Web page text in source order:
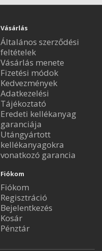
Vásárlás
Általános szerződési
feltételek
Vásárlás menete
Fizetési módok
Kedvezmények
Adatkezelési
Tájékoztató
Eredeti kellékanyag
garanciája
Utángyártott
kellékanyagokra
vonatkozó garancia
Fiókom
Fiókom
Regisztráció
Bejelentkezés
Kosár
Pénztár